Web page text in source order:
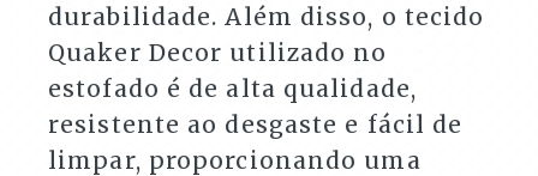
durabilidade. Além disso, o tecido
Quaker Decor utilizado no
estofado é de alta qualidade,
resistente ao desgaste e fácil de
limpar, proporcionando uma